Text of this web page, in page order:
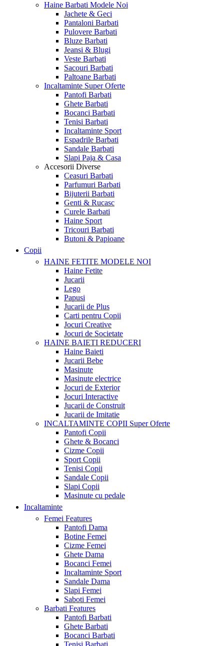
Haine Barbati Modele Noi
Jachete & Geci
Pantaloni Barbati
Pulovere Barbati
Bluze Barbati
Jeansi & Blugi
Veste Barbati
Sacouri Barbati
Paltoane Barbati
Incaltaminte Super Oferte
Pantofi Barbati
Ghete Barbati
Bocanci Barbati
Tenisi Barbati
Incaltaminte Sport
Espadrile Barbati
Sandale Barbati
Slapi Paja & Casa
Accesorii Diverse
Ceasuri Barbati
Parfumuri Barbati
Bijuterii Barbati
Genti & Rucasc
Curele Barbati
Haine Sport
Tricouri Barbati
Butoni & Papioane
Copii
HAINE FETITE MODELE NOI
Haine Fetite
Jucarii
Lego
Papusi
Jucarii de Plus
Carti pentru Copii
Jocuri Creative
Jocuri de Societate
HAINE BAIETI REDUCERI
Haine Baieti
Jucarii Bebe
Masinute
Masinute electrice
Jocuri de Exterior
Jocuri Interactive
Jucarii de Construit
Jucarii de Imitatie
INCALTAMINTE COPII Super Oferte
Pantofi Copii
Ghete & Bocanci
Cizme Copii
Sport Copii
Tenisi Copii
Sandale Copii
Slapi Copii
Masinute cu pedale
Incaltaminte
Femei Features
Pantofi Dama
Botine Femei
Cizme Femei
Ghete Dama
Bocanci Femei
Incaltaminte Sport
Sandale Dama
Slapi Femei
Saboti Femei
Barbati Features
Pantofi Barbati
Ghete Barbati
Bocanci Barbati
Tenisi Barbati